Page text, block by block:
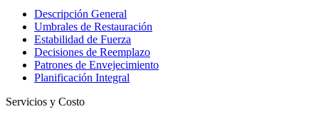
Descripción General
Umbrales de Restauración
Estabilidad de Fuerza
Decisiones de Reemplazo
Patrones de Envejecimiento
Planificación Integral
Servicios y Costo